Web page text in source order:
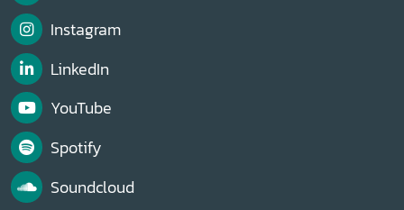
Instagram
LinkedIn
YouTube
Spotify
Soundcloud